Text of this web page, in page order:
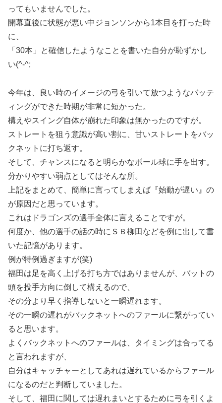
ってもいませんでした。
開幕直後に状態が悪い中ジョンソンから1本目を打った時
に、
「30本」と確信したようなことを書いた自分が恥ずかし
い(^-^;
今年は、良い時のイメージの弓を引いて放つようなバッテ
ィングができた時期が非常に短かった。
構えやスイング自体が崩れた印象は無かったのですが。
ストレートを狙う意識が高い割に、甘いストレートをバッ
クネットに打ち返す。
そして、チャンスになると明らかなボール球に手を出す。
分かりやすい弱点としてはそんな所。
上記をまとめて、簡単に言ってしまえば『始動が遅い』の
が原因だと思っています。
これはドラゴンズの選手全体に言えることですが。
何度か、他の選手の話の時にＳＢ柳田などを例に出して書
いた記憶があります。
例が特例過ぎますが(笑)
福田は足を高く上げる打ち方ではありませんが、バットの
頭を投手方向に倒して構えるので、
その分より早く指導しないと一瞬遅れます。
その一瞬の遅れがバックネットへのファールに繋がってい
ると思います。
よくバックネットへのファールは、タイミングは合ってる
と言われますが、
自分はキャッチャーとしてあれは遅れているからファール
になるのだと判断していました。
そして、福田に関しては遅れまいとするために弓を引くよ